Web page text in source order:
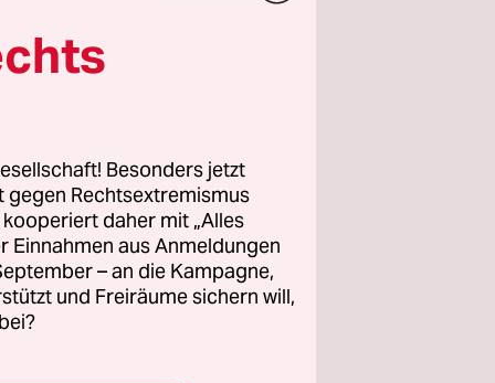
für die
auf rund
24
Besonders jetzt
gegen Rechtsextremismus
daher mit „Alles
Einnahmen aus Anmeldungen
– an die Kampagne,
und Freiräume sichern will,